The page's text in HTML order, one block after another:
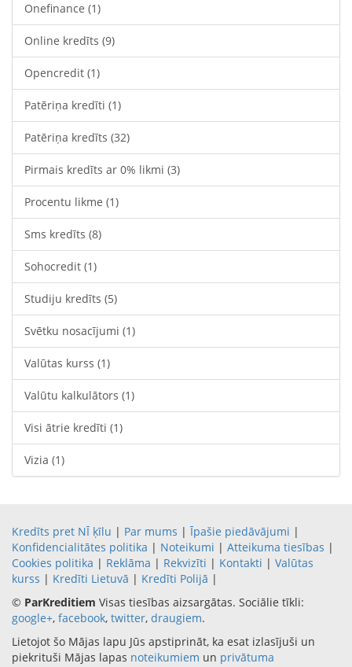
Onefinance (1)
Online kredīts (9)
Opencredit (1)
Patēriņa kredīti (1)
Patēriņa kredīts (32)
Pirmais kredīts ar 0% likmi (3)
Procentu likme (1)
Sms kredīts (8)
Sohocredit (1)
Studiju kredīts (5)
Svētku nosacījumi (1)
Valūtas kurss (1)
Valūtu kalkulātors (1)
Visi ātrie kredīti (1)
Vizia (1)
Kredīts pret NĪ ķīlu | Par mums | Īpašie piedāvājumi |
Konfidencialitātes politika | Noteikumi | Atteikuma tiesības |
Cookies politika | Reklāma | Rekvizīti | Kontakti | Valūtas
kurss | Kredīti Lietuvā | Kredīti Polijā |
© ParKreditiem Visas tiesības aizsargātas. Sociālie tīkli:
google+, facebook, twitter, draugiem.
Lietojot šo Mājas lapu Jūs apstiprināt, ka esat izlasījuši un
piekrituši Mājas lapas noteikumiem un privātuma